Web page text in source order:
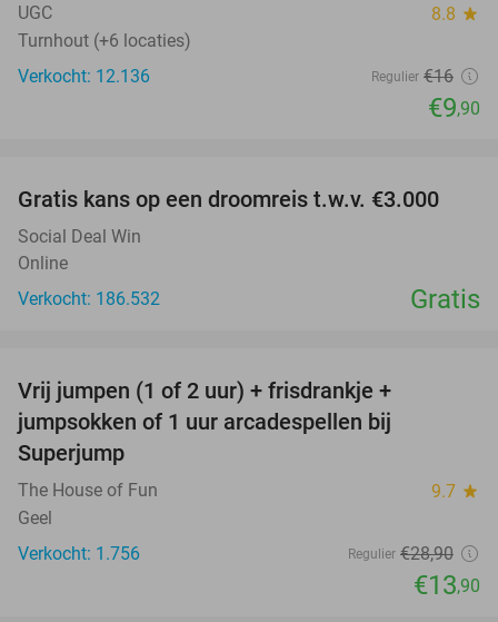
UGC 8.8 star
Turnhout (+6 locaties)
Verkocht: 12.136
Regulier €16
€9,90
Gratis kans op een droomreis t.w.v. €3.000
Social Deal Win
Online
Verkocht: 186.532
Gratis
Vrij jumpen (1 of 2 uur) + frisdrankje +
jumpsokken of 1 uur arcadespellen bij
Superjump
The House of Fun 9.7 star
Geel
Verkocht: 1.756
Regulier €28,90
€13,90